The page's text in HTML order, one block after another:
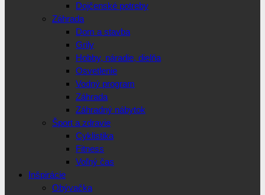
Dojčenské potreby
Záhrada
Dom a stavba
Grily
Hobby, náradie, dielňa
Osvetlenie
Vodný program
Záhrada
Záhradný nábytok
Šport a zdravie
Cyklistika
Fitness
Voľný čas
Inšpirácie
Obývačka